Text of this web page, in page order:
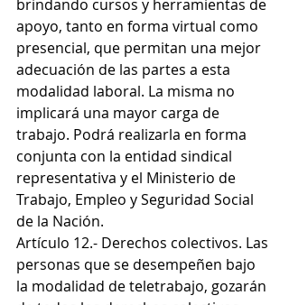
brindando cursos y herramientas de
apoyo, tanto en forma virtual como
presencial, que permitan una mejor
adecuación de las partes a esta
modalidad laboral. La misma no
implicará una mayor carga de
trabajo. Podrá realizarla en forma
conjunta con la entidad sindical
representativa y el Ministerio de
Trabajo, Empleo y Seguridad Social
de la Nación.
Artículo 12.- Derechos colectivos. Las
personas que se desempeñen bajo
la modalidad de teletrabajo, gozarán